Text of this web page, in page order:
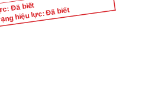
Đã biết
hiệu lực: Đã biết